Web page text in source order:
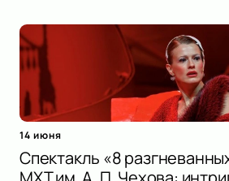
14 июня
Спектакль «8